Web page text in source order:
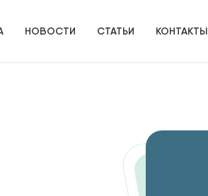
НОВОСТИ СТАТЬИ КОНТАКТЫ